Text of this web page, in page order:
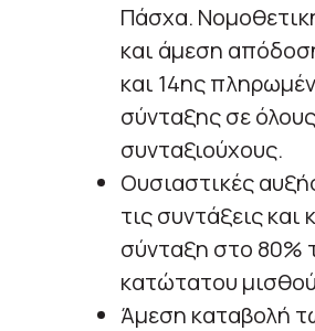
Πάσχα.
και άμεση
και 14ης
σύνταξης σε
συνταξιούχους.
Ουσιαστικές
τις συντάξεις
σύνταξη στο 80%
κατώτατου
Άμεση καταβολή